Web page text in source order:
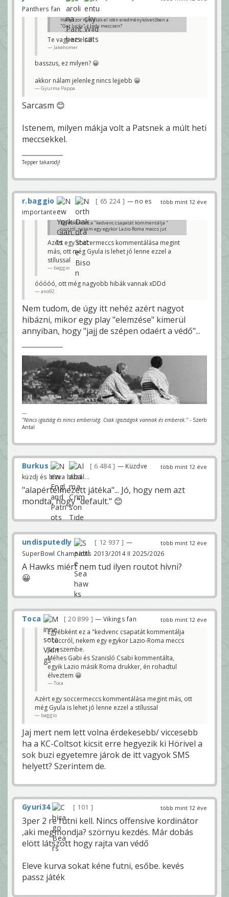
Panthers fan
Hányszor nyomták el idén eredménykövetőben a
"Get lucky"-t Indy meccsen?
Gyurma Pappa
Te vagy az első!
Jakehomer
basszus, ez milyen? 😀
akkor nálam jelenleg nincs lejjebb 😀
Gyurma Pappa
Sarcasm 😊
Istenem, milyen mákja volt a Patsnek a múlt heti
meccsekkel.
Tepper takarodj!
több mint 12 éve
r.baggio 65 224
— no es
importante
Egyébként ez a "kedvenc csapatát kommentálja "
cuccról, nekem egy egykor Lazio-Roma meccs jut
eszembe.
Méhes Gabi és Szanisló Csabi kommentálta, egyik
Lazio másik Roma drukker, én rohadtul élveztem 😀
Toca
Azért egy soccermeccs kommentálása megint
más, ott még Gyula is lehet jó lenne ezzel a
stílussal
baggio
óóóóó, ott még nagyobb hibák vannak xDDd
ano92
Nem tudom, de úgy itt nehéz azért nagyot
hibázni, mikor egy play "elemzése" kimerül
annyiban, hogy "jajj de szépen odaért a védő"...
---
"Nincs igazság és nincs emberiség. Csak igazságok vannak és emberek." - Szerb
Antal
több mint 12 éve
Burkus 6 484
— Küzdve
küzdj és bízva bízzál...
"alapértelmezett játéka"... Jó, hogy nem azt
mondta, hogy "default." 😊
több mint 12 éve
undisputedly 12 937
—
SuperBowl Champions 2013/2014 II 2025/2026
A Hawks miért nem tud ilyen routot hívni?
😀
több mint 12 éve
Toca 20 899 — Vikings fan
Egyébként ez a "kedvenc csapatát kommentálja
" cuccról, nekem egy egykor Lazio-Roma meccs
jut eszembe.
Méhes Gabi és Szanisló Csabi kommentálta,
egyik Lazio másik Roma drukker, én rohadtul
élveztem 😀
Toca
Azért egy soccermeccs kommentálása megint más, ott
még Gyula is lehet jó lenne ezzel a stílussal
baggio
Jaj mert nem lett volna érdekesebb/ viccesebb
ha a KC-Coltsot kicsit erre hegyezik ki Hörivel a
sok buzi egyetemre járok de itt vagyok SMS
helyett? Szerintem de.
több mint 12 éve
Gyuri34 101
3per 2 re futni kell. Nincs offensive kordinátor
,aki megmondja? szörnyu kezdés. Már dobás
elött látszott hogy rajta van védő
Eleve kurva sokat kéne futni, esőbe. kevés
passz játék